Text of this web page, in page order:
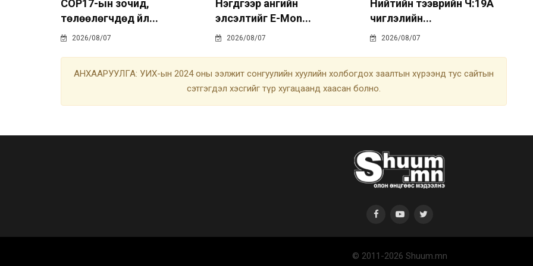
COP17-ын зочид,
төлөөлөгчдөд үйл...
2026/08/07
Нэгдүгээр ангийн
элсэлтийг E-Mon...
2026/08/07
Нийтийн тээврийн Ч:19А
чиглэлийн...
2026/08/07
АНХААРУУЛГА: УИХ-ын 2024 оны ээлжит сонгуулийн хуулийн холбогдох заалтын хүрээнд тус сайтын
сэтгэгдэл хэсгийг түр хугацаанд хаасан болно.
© 2011-2026 Shuum.mn